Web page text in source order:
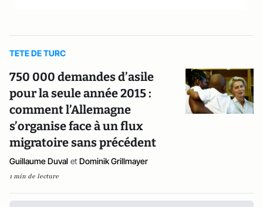
TETE DE TURC
750 000 demandes d’asile
pour la seule année 2015 :
comment l’Allemagne
s’organise face à un flux
migratoire sans précédent
Guillaume Duval et Dominik Grillmayer
1 min de lecture